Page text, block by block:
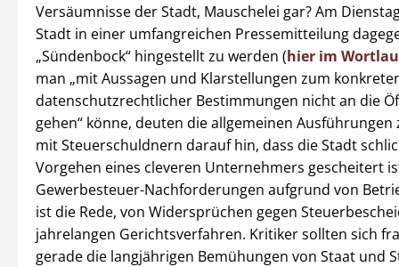
Versäumnisse der Stadt, Mauschelei gar? Am
Stadt in einer umfangreichen Pressemitteilung
„Sündenbock“ hingestellt zu werden (hier im
man „mit Aussagen und Klarstellungen zum
datenschutzrechtlicher Bestimmungen nicht an die
gehen“ könne, deuten die allgemeinen Ausführungen
mit Steuerschuldnern darauf hin, dass die Stadt
Vorgehen eines cleveren Unternehmers gescheitert
Gewerbesteuer-Nachforderungen aufgrund von
ist die Rede, von Widersprüchen gegen
jahrelangen Gerichtsverfahren. Kritiker sollten sich
gerade die langjährigen Bemühungen von Staat und